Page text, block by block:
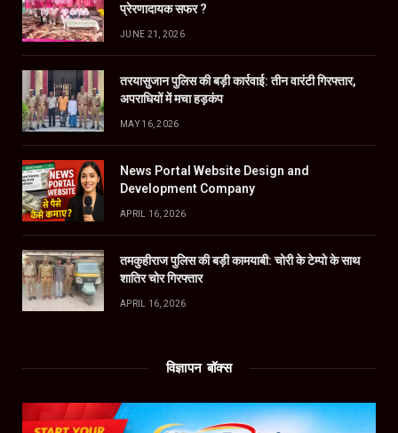
प्रेरणादायक सफर ?
JUNE 21, 2026
तरयासुजान पुलिस की बड़ी कार्रवाई: तीन वारंटी गिरफ्तार,
अपराधियों में मचा हड़कंप
MAY 16, 2026
News Portal Website Design and
Development Company
APRIL 16, 2026
तमकुहीराज पुलिस की बड़ी कामयाबी: चोरी के टेम्पो के साथ
शातिर चोर गिरफ्तार
APRIL 16, 2026
विज्ञापन बॉक्स